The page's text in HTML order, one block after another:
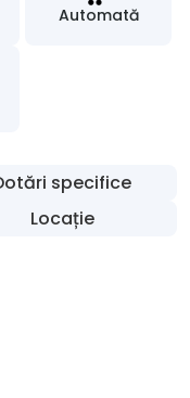
Automată
specifice
Locație